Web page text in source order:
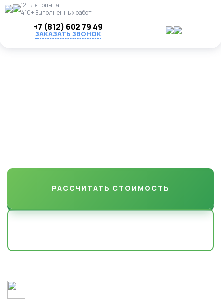
12+ лет опыта
410+ Выполненных работ
+7 (812) 602 79 49
ЗАКАЗАТЬ ЗВОНОК
РАССЧИТАТЬ СТОИМОСТЬ